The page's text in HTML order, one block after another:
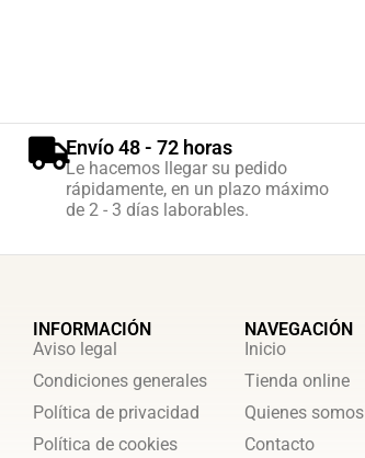
Envío 48 - 72 horas
Le hacemos llegar su pedido
rápidamente, en un plazo máximo
de 2 - 3 días laborables.
INFORMACIÓN
Aviso legal
Condiciones generales
Política de privacidad
Política de cookies
NAVEGACIÓN
Inicio
Tienda online
Quienes somos
Contacto